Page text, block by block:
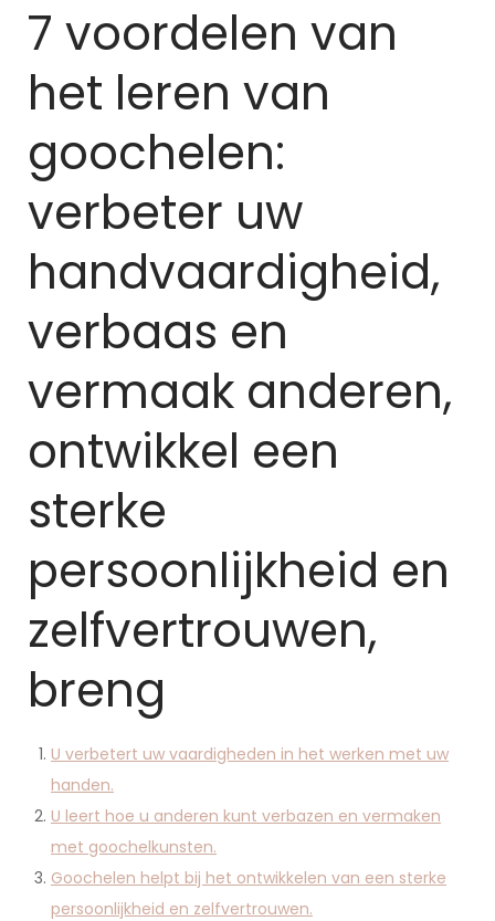
7 voordelen van
het leren van
goochelen:
verbeter uw
handvaardigheid,
verbaas en
vermaak anderen,
ontwikkel een
sterke
persoonlijkheid en
zelfvertrouwen,
breng
U verbetert uw vaardigheden in het werken met uw
handen.
U leert hoe u anderen kunt verbazen en vermaken
met goochelkunsten.
Goochelen helpt bij het ontwikkelen van een sterke
persoonlijkheid en zelfvertrouwen.